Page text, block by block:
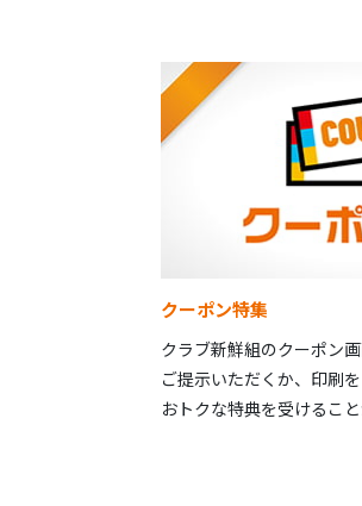
クーポン特集
クラブ新鮮組のクーポン
ご提示いただくか、印刷
おトクな特典を受けるこ